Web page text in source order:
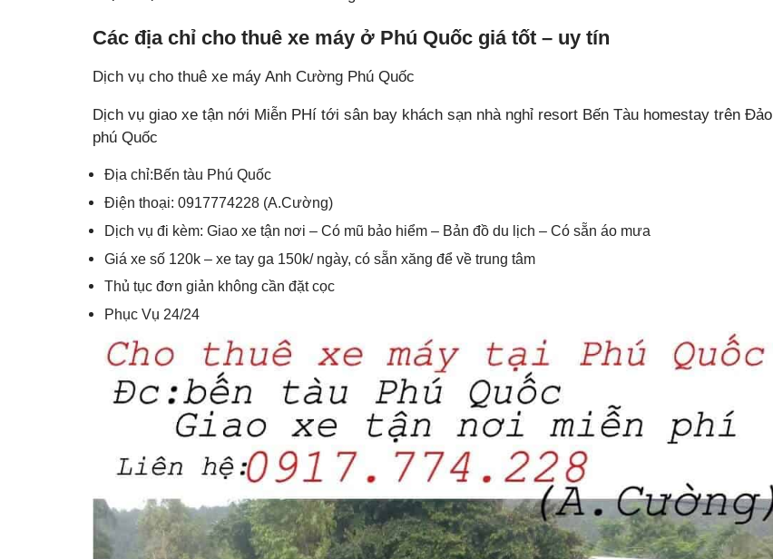
Các địa chỉ cho thuê xe máy ở Phú Quốc giá tốt – uy tín
Dịch vụ cho thuê xe máy Anh Cường Phú Quốc
Dịch vụ giao xe tận nới Miễn PHí tới sân bay khách sạn nhà nghỉ resort Bến Tàu homestay trên Đảo
phú Quốc
Địa chỉ:Bến tàu Phú Quốc
Điện thoại: 0917774228 (A.Cường)
Dịch vụ đi kèm: Giao xe tận nơi – Có mũ bảo hiểm – Bản đồ du lịch – Có sẵn áo mưa
Giá xe số 120k – xe tay ga 150k/ ngày, có sẵn xăng để về trung tâm
Thủ tục đơn giản không cần đặt cọc
Phục Vụ 24/24